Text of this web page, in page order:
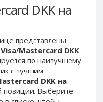
DKK на
представлены
Visa/Mastercard DKK
по наилучшему
с лучшим
DKK на
позиции. Выберите
Payeer Tether ERC20
(USDT)
ЮMoney RUB
ЮMoney KZT
PayPal USD
PayPal EUR
PayPal GBP